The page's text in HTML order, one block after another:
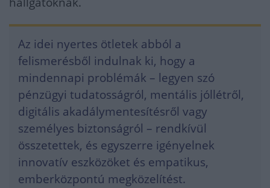
Az idei nyertes ötletek abból a
felismerésből indulnak ki, hogy a
mindennapi problémák – legyen szó
pénzügyi tudatosságról, mentális jóllétről,
digitális akadálymentesítésről vagy
személyes biztonságról – rendkívül
összetettek, és egyszerre igényelnek
innovatív eszközöket és empatikus,
emberközpontú megközelítést.